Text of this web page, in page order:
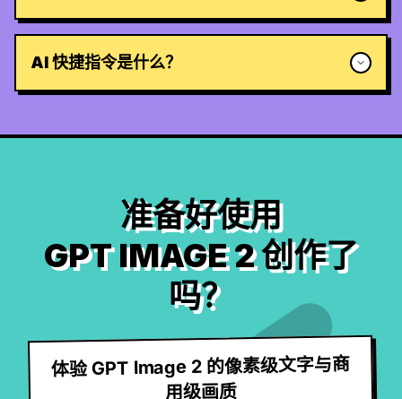
AI 快捷指令是什么？
准备好使用
GPT IMAGE 2 创作了
吗？
体验 GPT Image 2 的像素级文字与商
用级画质